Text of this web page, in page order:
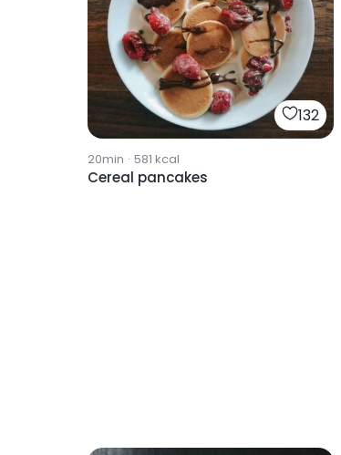
132
20min · 581 kcal
Cereal pancakes